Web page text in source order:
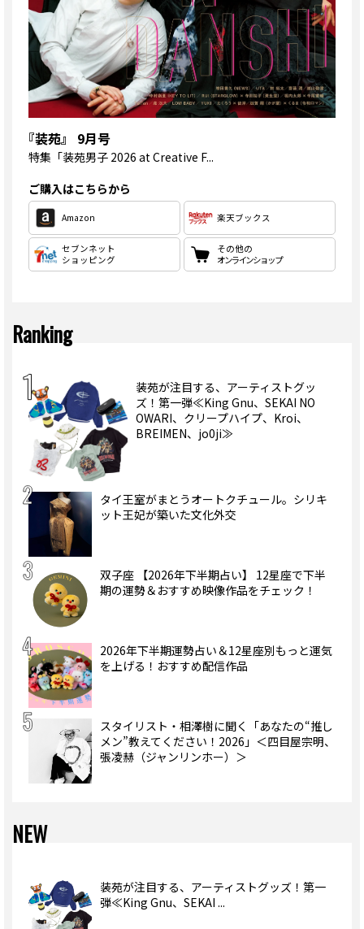
『装苑』 9月号
特集 「装苑男子 2026 at Creative F...
ご購入はこちらから
Amazon 楽天ブックス
セブンネット
ショッピング
その他の
オンラインショップ
Ranking
装苑が注目する、アーティストグッ
ズ！第一弾≪King Gnu、SEKAI NO
OWARI、クリープハイプ、Kroi、
BREIMEN、jo0ji≫
タイ王室がまとうオートクチュール。シリキ
ット王妃が築いた文化外交
双子座 【2026年下半期占い】 12星座で下半
期の運勢＆おすすめ映像作品をチェック！
2026年下半期運勢占い＆12星座別もっと運気
を上げる！おすすめ配信作品
スタイリスト・相澤樹に聞く「あなたの“推し
メン”教えてください！2026」＜四目屋宗明、
張凌赫（ジャンリンホー）＞
NEW
装苑が注目する、アーティストグッズ！第一
弾≪King Gnu、SEKAI ...